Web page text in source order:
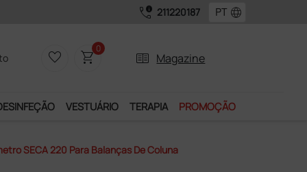
call_quality 211220187 language
favorite_border shopping_cart0
two_pager Magazine
VESTUÁRIO TERAPIA PROMOÇÃO
SECA 220 Para Balanças De Coluna